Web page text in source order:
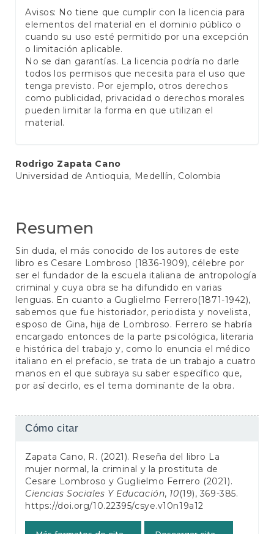
Avisos: No tiene que cumplir con la licencia para
elementos del material en el dominio público o
cuando su uso esté permitido por una excepción
o limitación aplicable.
No se dan garantías. La licencia podría no darle
todos los permisos que necesita para el uso que
tenga previsto. Por ejemplo, otros derechos
como publicidad, privacidad o derechos morales
pueden limitar la forma en que utilizan el
material.
Contenido
principal
artículo
Rodrigo Zapata Cano
Universidad de Antioquia, Medellín, Colombia
Resumen
Sin duda, el más conocido de los autores de este
libro es Cesare Lombroso (1836-1909), célebre por
ser el fundador de la escuela italiana de antropología
criminal y cuya obra se ha difundido en varias
lenguas. En cuanto a Guglielmo Ferrero(1871-1942),
sabemos que fue historiador, periodista y novelista,
esposo de Gina, hija de Lombroso. Ferrero se habría
encargado entonces de la parte psicológica, literaria
e histórica del trabajo y, como lo enuncia el médico
italiano en el prefacio, se trata de un trabajo a cuatro
manos en el que subraya su saber específico que,
por así decirlo, es el tema dominante de la obra.
Detalles
artículo
Cómo citar
Zapata Cano, R. (2021). Reseña del libro La
mujer normal, la criminal y la prostituta de
Cesare Lombroso y Guglielmo Ferrero (2021).
Ciencias Sociales Y Educación, 10(19), 369-385.
https://doi.org/10.22395/csye.v10n19a12